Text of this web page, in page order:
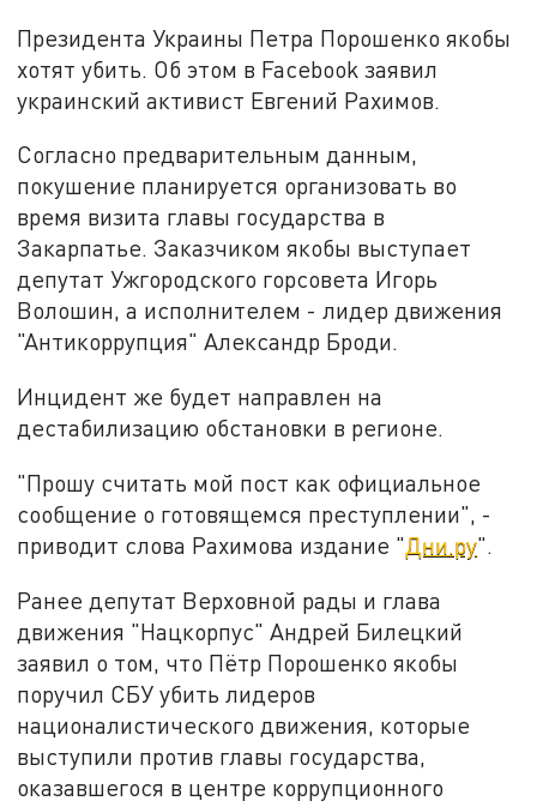
Президента Украины Петра Порошенко якобы
хотят убить. Об этом в Facebook заявил
украинский активист Евгений Рахимов.
Согласно предварительным данным,
покушение планируется организовать во
время визита главы государства в
Закарпатье. Заказчиком якобы выступает
депутат Ужгородского горсовета Игорь
Волошин, а исполнителем - лидер движения
"Антикоррупция" Александр Броди.
Инцидент же будет направлен на
дестабилизацию обстановки в регионе.
"Прошу считать мой пост как официальное
сообщение о готовящемся преступлении", -
приводит слова Рахимова издание "Дни.ру".
Ранее депутат Верховной рады и глава
движения "Нацкорпус" Андрей Билецкий
заявил о том, что Пётр Порошенко якобы
поручил СБУ убить лидеров
националистического движения, которые
выступили против главы государства,
оказавшегося в центре коррупционного